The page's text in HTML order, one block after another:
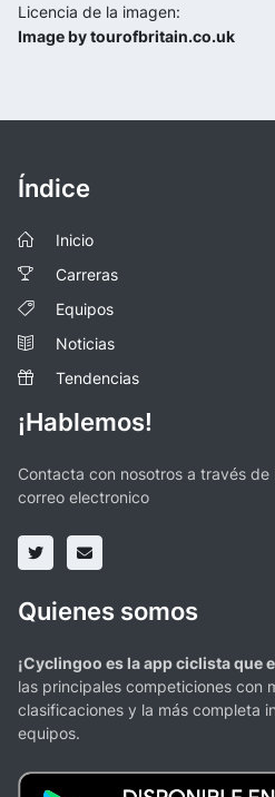
Licencia de la imagen:
Image by tourofbritain.co.uk
Índice
Inicio
Carreras
Equipos
Noticias
Tendencias
¡Hablemos!
Contacta con nosotros a través de
correo electronico
Quienes somos
¡Cyclingoo es la app ciclista que
las principales competiciones con
clasificaciones y la más completa
equipos.